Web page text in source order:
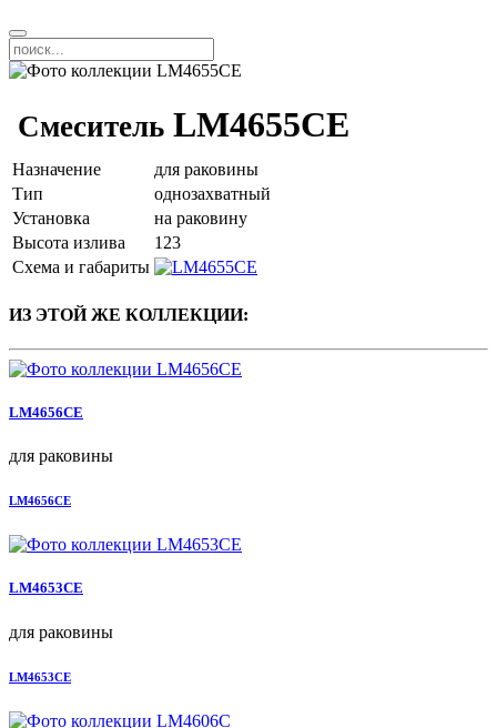
Смеситель LM4655СE
Назначение
для раковины
Тип
однозахватный
Установка
на раковину
Высота излива
123
Схема и габариты
ИЗ ЭТОЙ ЖЕ КОЛЛЕКЦИИ:
LM4656СE
для раковины
LM4656СE
LM4653СE
для раковины
LM4653СE